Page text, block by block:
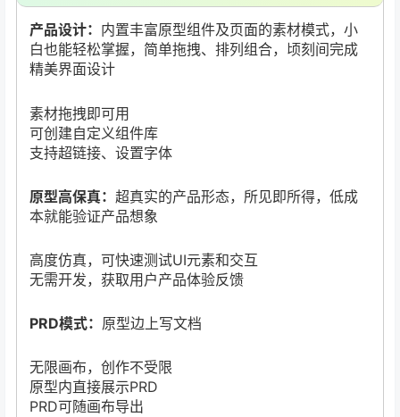
产品设计： 内置丰富原型组件及页面的素材模式，小
白也能轻松掌握，简单拖拽、排列组合，顷刻间完成
精美界面设计
素材拖拽即可用
可创建自定义组件库
支持超链接、设置字体
原型高保真： 超真实的产品形态，所见即所得，低成
本就能验证产品想象
高度仿真，可快速测试UI元素和交互
无需开发，获取用户产品体验反馈
PRD模式： 原型边上写文档
无限画布，创作不受限
原型内直接展示PRD
PRD可随画布导出